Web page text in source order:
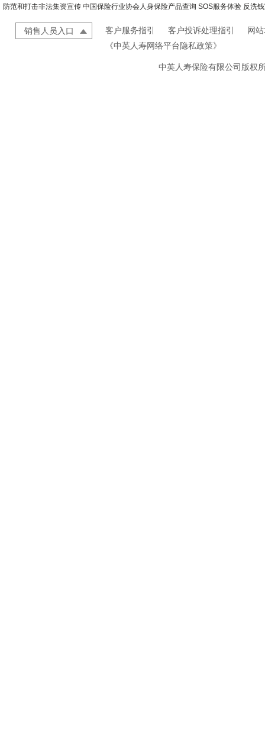
防范和打击非法集资宣传 中国保险行业协会人身保险产品查询 SOS服务体验 反洗
销售人员入口 客户服务指引 客户投诉处理指引
网
《中英人寿网络平台隐私政策》
中英人寿保险有限公司版权